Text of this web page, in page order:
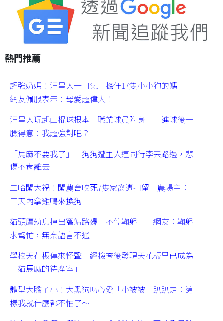
熱門推薦
超強奶媽！汪星人一口氣「擔任17隻小小狗的媽」
網友佩服表示：母愛超偉大！
汪星人玩起曲棍球根本「職業球員附身」 進球後一
臉得意：我超強對吧？
「馬麻不要我了」 狗狗遭主人連同行李丟路邊，悲
傷不肯離去
二哈闖大禍！闖農舍咬死7隻家禽遭扣留 農場主：
三天內拿雞鴨來換狗
貓頭鷹幼鳥掉出窩站路邊「不停鞠躬」 網友：鞠躬
求幫忙，無奈語言不通
學校天花板傳來怪聲 經檢查後發現天花板早已成為
「貓馬麻的待產室」
體型大膽子小！大黑狗叼心愛「小被被」趴趴走：這
樣我就什麼都不怕了～